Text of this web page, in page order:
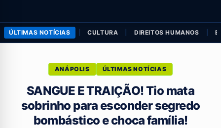
ÚLTIMAS NOTÍCIAS CULTURA DIREITOS HUMANOS
ANÁPOLIS ÚLTIMAS NOTÍCIAS
SANGUE E TRAIÇÃO! Tio mata
sobrinho para esconder segredo
bombástico e choca família!